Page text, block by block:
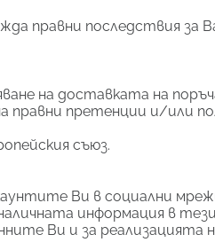
правни последствия за
на доставката на
правни претенции и/или
съюз.
Ви в социални
информация в
Ви и за реализацията